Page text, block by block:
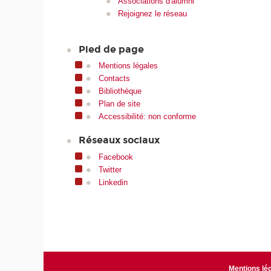
Rejoignez le réseau
Pied de page
Mentions légales
Contacts
Bibliothèque
Plan de site
Accessibilité: non conforme
Réseaux sociaux
Facebook
Twitter
Linkedin
Mentions